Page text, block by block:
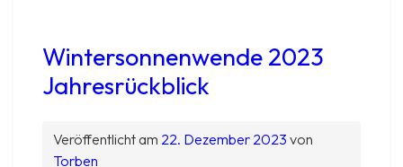
Wintersonnenwende 2023
Jahresrückblick
Veröffentlicht am 22. Dezember 2023 von
Torben